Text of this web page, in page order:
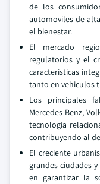
de los
automoviles de
el bienestar.
El mercado
regulatorios y el
caracteristicas
tanto en vehiculos
Los principales
Mercedes-Benz,
tecnologia
contribuyendo al
El creciente
grandes ciudades
en garantizar la